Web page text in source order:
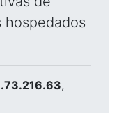
hospedados
,